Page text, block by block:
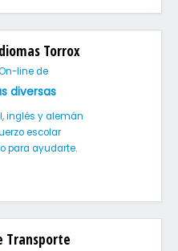
Torrox
line de
diversas
inglés y alemán
escolar
para ayudarte.
Transporte